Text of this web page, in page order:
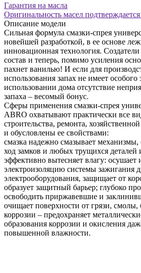
Гарантия на масла
Оригинальность масел
Описание модели
Сильная формула смазки-спрея
новейшей разработкой, в ее основе
инновационная технология.
состав и теперь, помимо усиления
пахнет ванилью! И если для
использования запах не имеет особого
использовании дома отсутствие
запаха – весомый бонус.
Сферы применения смазки-спрея
ABRO охватывают практически все
строительства, ремонта,
и обусловлены ее свойствами:
смазка надежно смазывает механизмы,
ход замков и любых трущихся деталей
эффективно вытесняет влагу: осушает
электроизоляцию системы зажигания
электрооборудования, защищает от
образует защитный барьер; глубоко
освободить приржавевшие и
очищает поверхности от грязи, смолы,
коррозии – предохраняет
образования коррозии и окисления
повышенной влажности.